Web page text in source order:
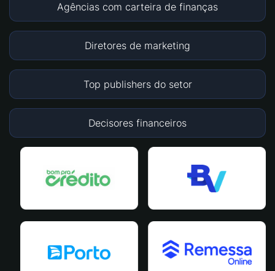
Agências com carteira de finanças
Diretores de marketing
Top publishers do setor
Decisores financeiros